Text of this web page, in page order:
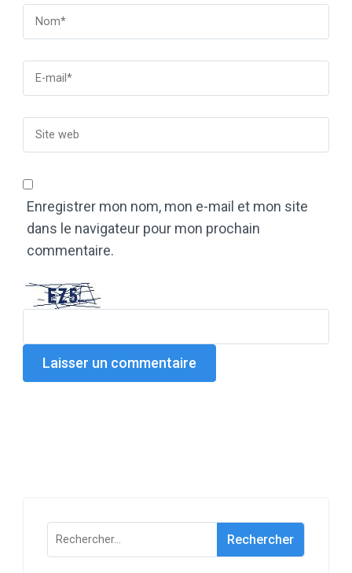
Enregistrer mon nom, mon e-mail et mon site
dans le navigateur pour mon prochain
commentaire.
Rechercher :